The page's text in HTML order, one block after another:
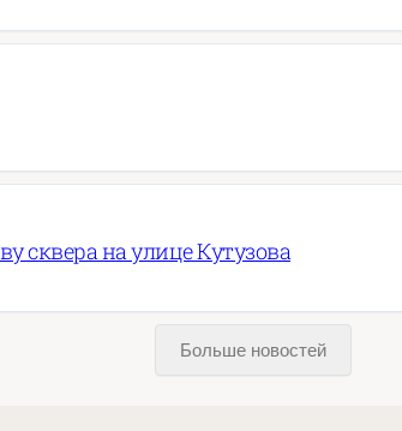
сквера на улице Кутузова
Больше новостей